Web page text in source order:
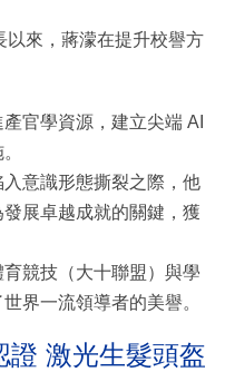
以來，蔣濛在提升校譽方
官學資源，建立尖端 AI
意識形態撕裂之際，他
展卓越成就的關鍵，獲
競技（大十聯盟）與學
界一流領導者的美譽。
證 激光生髮頭盔